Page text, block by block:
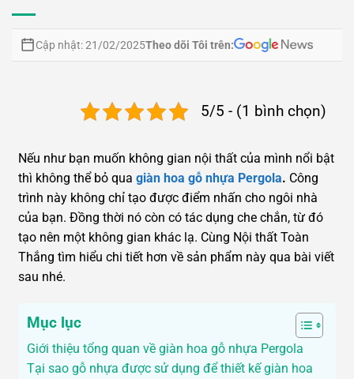
Cập nhật: 21/02/2025Theo dõi Tôi trên:
5/5 - (1 bình chọn)
Nếu như bạn muốn không gian nội thất của mình nổi bật
thì không thể bỏ qua giàn hoa gỗ nhựa Pergola. Công
trình này không chỉ tạo được điểm nhấn cho ngôi nhà
của bạn. Đồng thời nó còn có tác dụng che chắn, từ đó
tạo nên một không gian khác lạ. Cùng Nội thất Toàn
Thắng tìm hiểu chi tiết hơn về sản phẩm này qua bài viết
sau nhé.
Mục lục
Giới thiệu tổng quan về giàn hoa gỗ nhựa Pergola
Tại sao gỗ nhựa được sử dụng để thiết kế giàn hoa